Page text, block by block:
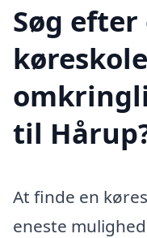
Søg
til
At finde en
eneste